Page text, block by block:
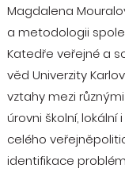
Magdalena
a metodologii
Katedře veřejné a
věd Univerzity
vztahy mezi
úrovni školní, lokální
celého
identifikace